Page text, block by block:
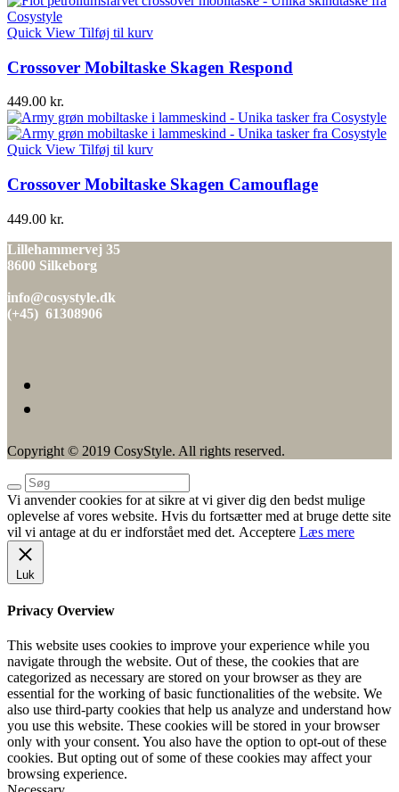
Quick View Tilføj til kurv
Crossover Mobiltaske Skagen Respond
449.00 kr.
Quick View Tilføj til kurv
Crossover Mobiltaske Skagen Camouflage
449.00 kr.
Lillehammervej 35
8600 Silkeborg
info@cosystyle.dk
(+45) 61308906
Copyright © 2019 CosyStyle. All rights reserved.
Vi anvender cookies for at sikre at vi giver dig den bedst mulige
oplevelse af vores website. Hvis du fortsætter med at bruge dette site
vil vi antage at du er indforstået med det. Acceptere Læs mere
Luk
Privacy Overview
This website uses cookies to improve your experience while you
navigate through the website. Out of these, the cookies that are
categorized as necessary are stored on your browser as they are
essential for the working of basic functionalities of the website. We
also use third-party cookies that help us analyze and understand how
you use this website. These cookies will be stored in your browser
only with your consent. You also have the option to opt-out of these
cookies. But opting out of some of these cookies may affect your
browsing experience.